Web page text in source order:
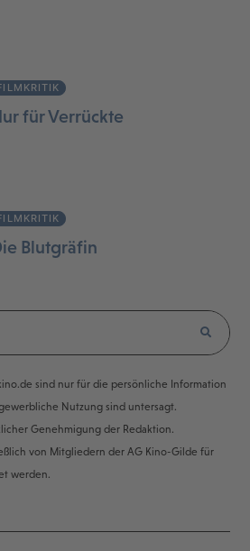
für Verrückte
Blutgräfin
sind nur für die persönliche Information
Nutzung sind untersagt.
Genehmigung der Redaktion.
von Mitgliedern der AG Kino-Gilde für
werden.